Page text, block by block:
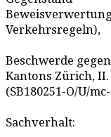
Verkehrsregeln),
Beschwerde
Kantons Zürich,
(SB180251-O/U/
Sachverhalt: